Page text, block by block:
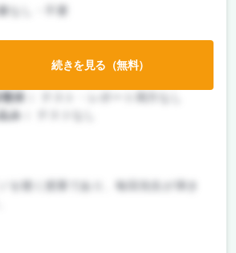
なし・不要
間：
末：
み：
ノを聴く授業であり、毎回先生が弾き
続きを見る（無料）